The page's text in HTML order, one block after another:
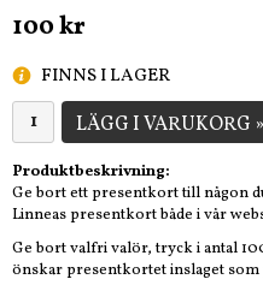
100 kr
FINNS I LAGER
LÄGG I VARUKORG »
Produktbeskrivning:
Ge bort ett presentkort till någon
Linneas presentkort både i vår
Ge bort valfri valör, tryck i antal
önskar presentkortet inslaget som